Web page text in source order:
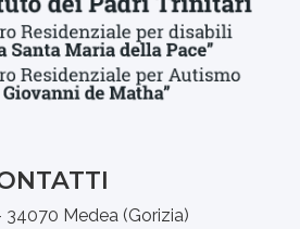
34070 Medea (Gorizia)